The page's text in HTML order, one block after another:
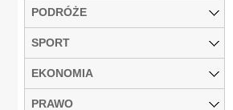
PODRÓŻE
SPORT
EKONOMIA
PRAWO